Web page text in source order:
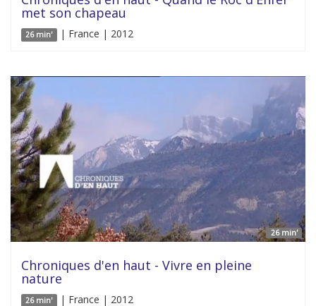
met son chapeau
26 min' | France | 2012
26 min'
Chroniques d'en haut - Vivre en pleine
nature
26 min' | France | 2012